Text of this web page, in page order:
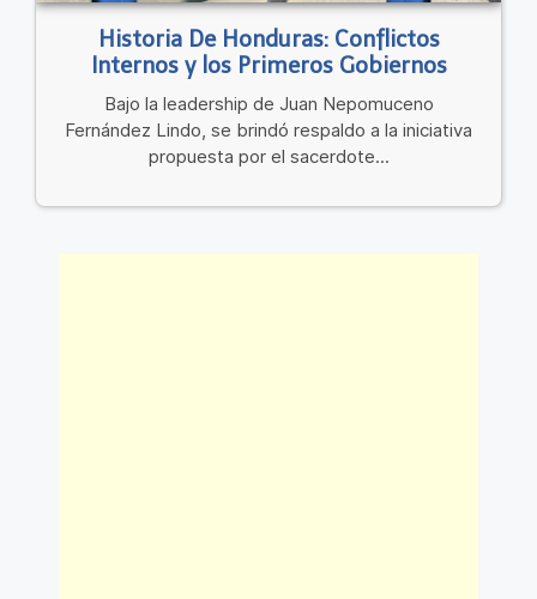
Historia De Honduras: Conflictos
Internos y los Primeros Gobiernos
Bajo la leadership de Juan Nepomuceno
Fernández Lindo, se brindó respaldo a la iniciativa
propuesta por el sacerdote...